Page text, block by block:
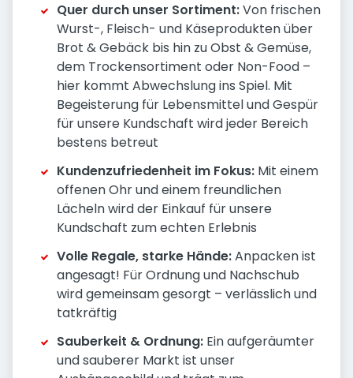
Quer durch unser Sortiment:Von frischen
Wurst-, Fleisch- und Käseprodukten über
Brot & Gebäck bis hin zu Obst & Gemüse,
dem Trockensortiment oder Non-Food –
hier kommt Abwechslung ins Spiel. Mit
Begeisterung für Lebensmittel und Gespür
für unsere Kundschaft wird jeder Bereich
bestens betreut
Kundenzufriedenheit im Fokus: Mit einem
offenen Ohr und einem freundlichen
Lächeln wird der Einkauf für unsere
Kundschaft zum echten Erlebnis
Volle Regale, starke Hände:Anpacken ist
angesagt! Für Ordnung und Nachschub
wird gemeinsam gesorgt – verlässlich und
tatkräftig
Sauberkeit & Ordnung: Ein aufgeräumter
und sauberer Markt ist unser